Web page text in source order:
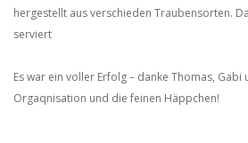
hergestellt aus verschieden Traubensorten.
serviert
Es war ein voller Erfolg – danke Thomas, Gabi
Orgaqnisation und die feinen Häppchen!